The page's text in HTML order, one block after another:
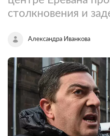
столкновения и
Александра Иванкова